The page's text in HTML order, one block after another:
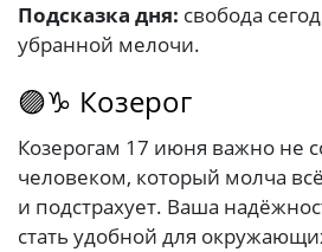
Подсказка дня: свобода
убранной мелочи.
🟣♑ Козерог
Козерогам 17 июня важно не
человеком, который молча
и подстрахует. Ваша
стать удобной для